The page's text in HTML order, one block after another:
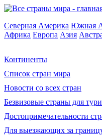
Северная Америка Южная
Африка Европа Азия
Континенты
Список стран мира
Новости со всех стран
Безвизовые страны для
Достопримечательности
Для выезжающих за